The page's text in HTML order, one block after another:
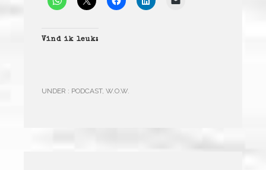
Vind ik leuk:
UNDER : PODCAST, W.O.W.